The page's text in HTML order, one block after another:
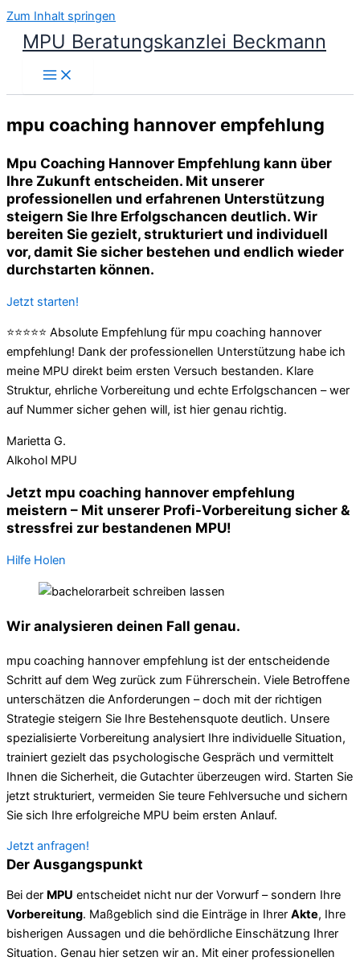
Zum Inhalt springen
MPU Beratungskanzlei Beckmann
mpu coaching hannover empfehlung
Mpu Coaching Hannover Empfehlung kann über
Ihre Zukunft entscheiden. Mit unserer
professionellen und erfahrenen Unterstützung
steigern Sie Ihre Erfolgschancen deutlich. Wir
bereiten Sie gezielt, strukturiert und individuell
vor, damit Sie sicher bestehen und endlich wieder
durchstarten können.
Jetzt starten!
⭐⭐⭐⭐⭐ Absolute Empfehlung für mpu coaching hannover
empfehlung! Dank der professionellen Unterstützung habe ich
meine MPU direkt beim ersten Versuch bestanden. Klare
Struktur, ehrliche Vorbereitung und echte Erfolgschancen – wer
auf Nummer sicher gehen will, ist hier genau richtig.
Marietta G.
Alkohol MPU
Jetzt mpu coaching hannover empfehlung
meistern – Mit unserer Profi-Vorbereitung sicher &
stressfrei zur bestandenen MPU!
Hilfe Holen
Wir analysieren deinen Fall genau.
mpu coaching hannover empfehlung ist der entscheidende
Schritt auf dem Weg zurück zum Führerschein. Viele Betroffene
unterschätzen die Anforderungen – doch mit der richtigen
Strategie steigern Sie Ihre Bestehensquote deutlich. Unsere
spezialisierte Vorbereitung analysiert Ihre individuelle Situation,
trainiert gezielt das psychologische Gespräch und vermittelt
Ihnen die Sicherheit, die Gutachter überzeugen wird. Starten Sie
jetzt strukturiert, vermeiden Sie teure Fehlversuche und sichern
Sie sich Ihre erfolgreiche MPU beim ersten Anlauf.
Jetzt anfragen!
Der Ausgangspunkt
Bei der MPU entscheidet nicht nur der Vorwurf – sondern Ihre
Vorbereitung. Maßgeblich sind die Einträge in Ihrer Akte, Ihre
bisherigen Aussagen und die behördliche Einschätzung Ihrer
Situation. Genau hier setzen wir an. Mit einer professionellen